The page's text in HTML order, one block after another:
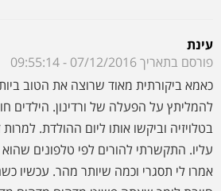
חייבת לומר שאתה פשוט מדהים מדהים
הילדים אליך במשך שעתיים, לגרום להם
מוכן לעזוב בלי לתת לך חיבוק...הצלחתי
אמא עליך באחריות.
ציפורה
פורסם בתאריך 04/12/2016 - 12:48:45